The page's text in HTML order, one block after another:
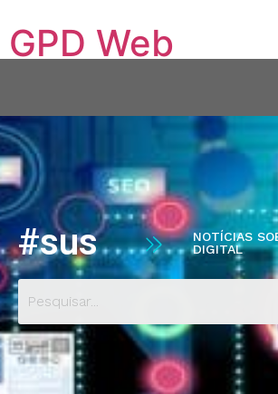
GPD Web
Quem Somos Serviços
Blog
Contato Portfólio
#sus
NOTÍCIAS
DIGITAL